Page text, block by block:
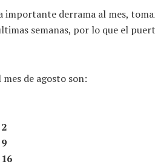
importante derrama al mes,
semanas, por lo que el
de agosto son: